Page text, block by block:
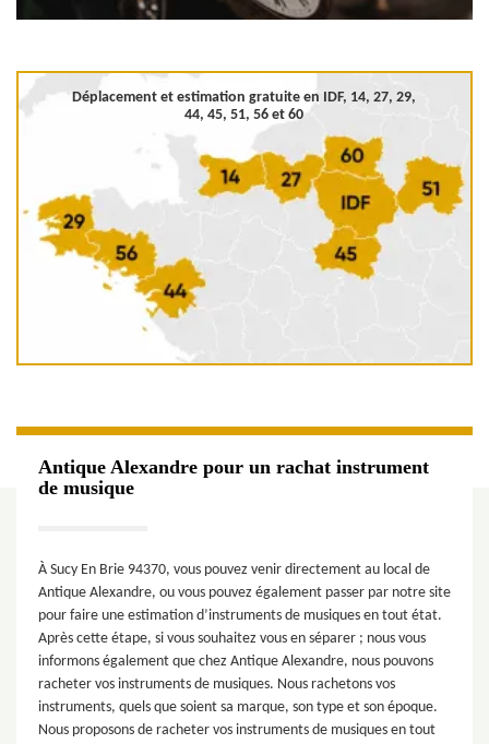
Déplacement et estimation gratuite en IDF, 14, 27, 29,
44, 45, 51, 56 et 60
Antique Alexandre pour un rachat instrument
de musique
À Sucy En Brie 94370, vous pouvez venir directement au local de
Antique Alexandre, ou vous pouvez également passer par notre site
pour faire une estimation d’instruments de musiques en tout état.
Après cette étape, si vous souhaitez vous en séparer ; nous vous
informons également que chez Antique Alexandre, nous pouvons
racheter vos instruments de musiques. Nous rachetons vos
instruments, quels que soient sa marque, son type et son époque.
Nous proposons de racheter vos instruments de musiques en tout